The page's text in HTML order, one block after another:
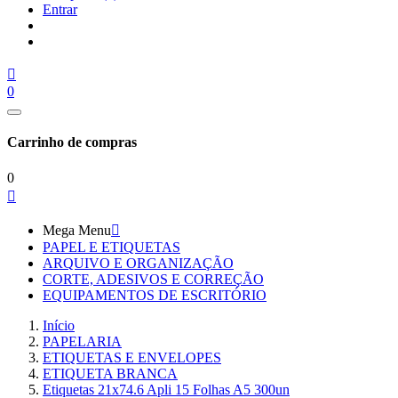
Entrar

0
Carrinho de compras
0

Mega Menu
PAPEL E ETIQUETAS
ARQUIVO E ORGANIZAÇÃO
CORTE, ADESIVOS E CORREÇÃO
EQUIPAMENTOS DE ESCRITÓRIO
Início
PAPELARIA
ETIQUETAS E ENVELOPES
ETIQUETA BRANCA
Etiquetas 21x74.6 Apli 15 Folhas A5 300un